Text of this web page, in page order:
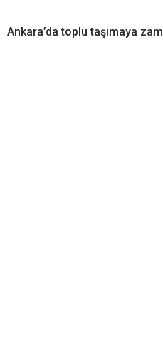
Ankara’da toplu taşımaya zam